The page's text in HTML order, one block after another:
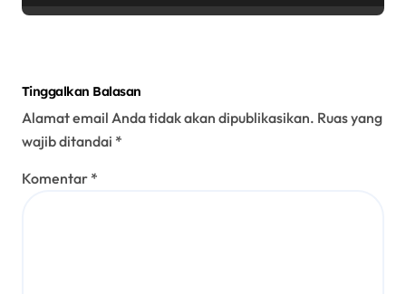
Tinggalkan Balasan
Alamat email Anda tidak akan dipublikasikan. Ruas yang
wajib ditandai *
Komentar *